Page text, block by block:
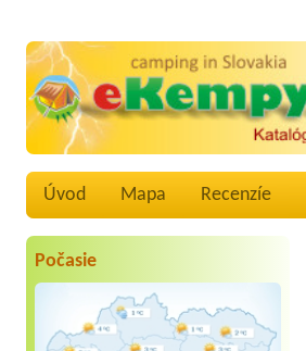
Úvod Mapa Recenzíe
Počasie